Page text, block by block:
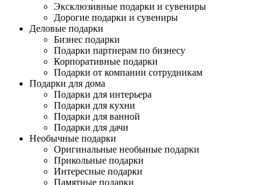
Эксклюзивные подарки и сувениры
Дорогие подарки и сувениры
Деловые подарки
Бизнес подарки
Подарки партнерам по бизнесу
Корпоративные подарки
Подарки от компании сотрудникам
Подарки для дома
Подарки для интерьера
Подарки для кухни
Подарки для ванной
Подарки для дачи
Необычные подарки
Оригинальные необыные подарки
Прикольные подарки
Интересные подарки
Памятные подарки